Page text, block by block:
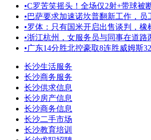
•C罗苦笑摇头！全场仅2射+带球被
•巴萨要求加速诺坎普翻新工作，员
•罗体：只有国米开启出售谈判，橡
•浙江杭州，女服务员与同事在道路
•广东14分胜北控豪取8连胜威姆斯32
长沙生活服务
长沙商务服务
长沙供求信息
长沙房产信息
长沙商务信息
长沙二手市场
长沙教育培训